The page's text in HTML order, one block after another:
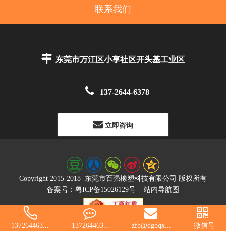
联系我们
 东莞市万江区小享社区开头基工业区
 137-2644-6378
立即咨询
Copyright 2015-2018 东莞市百强橡塑科技有限公司 版权所有
备案号：粤ICP备15026129号
站内导航图
137264463... 137264463... zfb@dgbqx... 微信号